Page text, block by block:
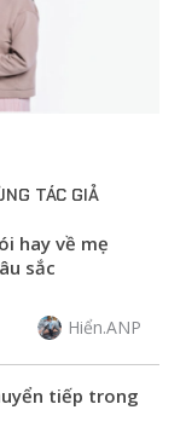
TÁC GIẢ
hay về mẹ
sắc
Hiển.ANP
tiếp trong